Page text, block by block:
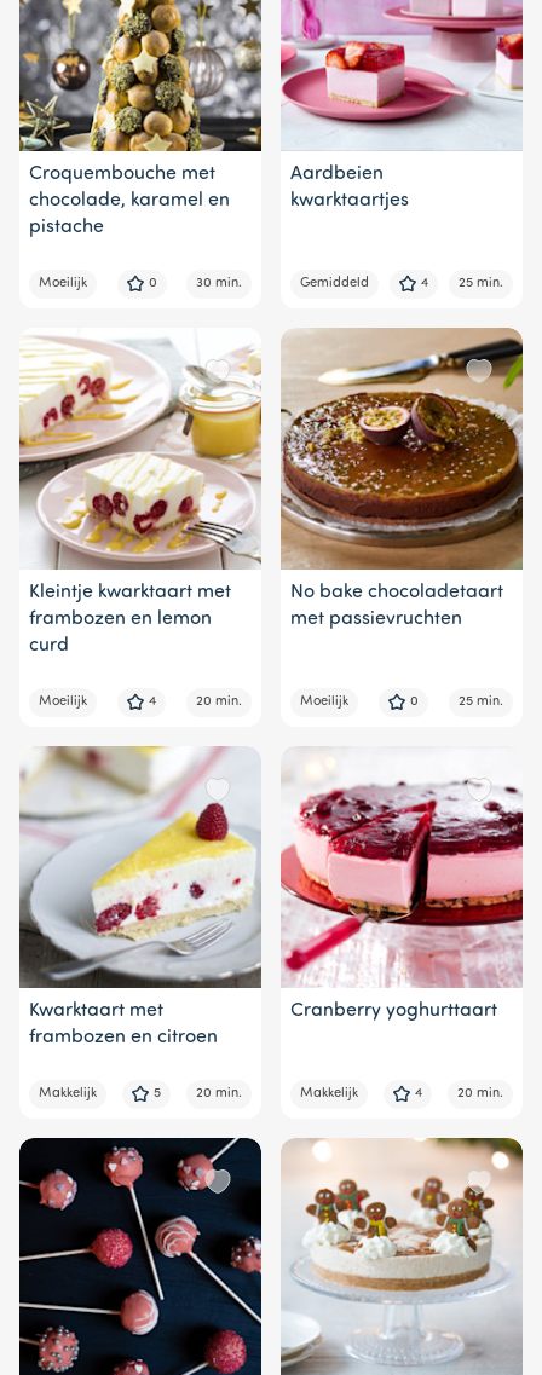
Croquembouche met
chocolade, karamel en
pistache
Moeilijk 0 30 min.
Aardbeien
kwarktaartjes
Gemiddeld 4 25 min.
Kleintje kwarktaart met
frambozen en lemon
curd
Moeilijk 4 20 min.
No bake chocoladetaart
met passievruchten
Moeilijk 0 25 min.
Kwarktaart met
frambozen en citroen
Makkelijk 5 20 min.
Cranberry yoghurttaart
Makkelijk 4 20 min.